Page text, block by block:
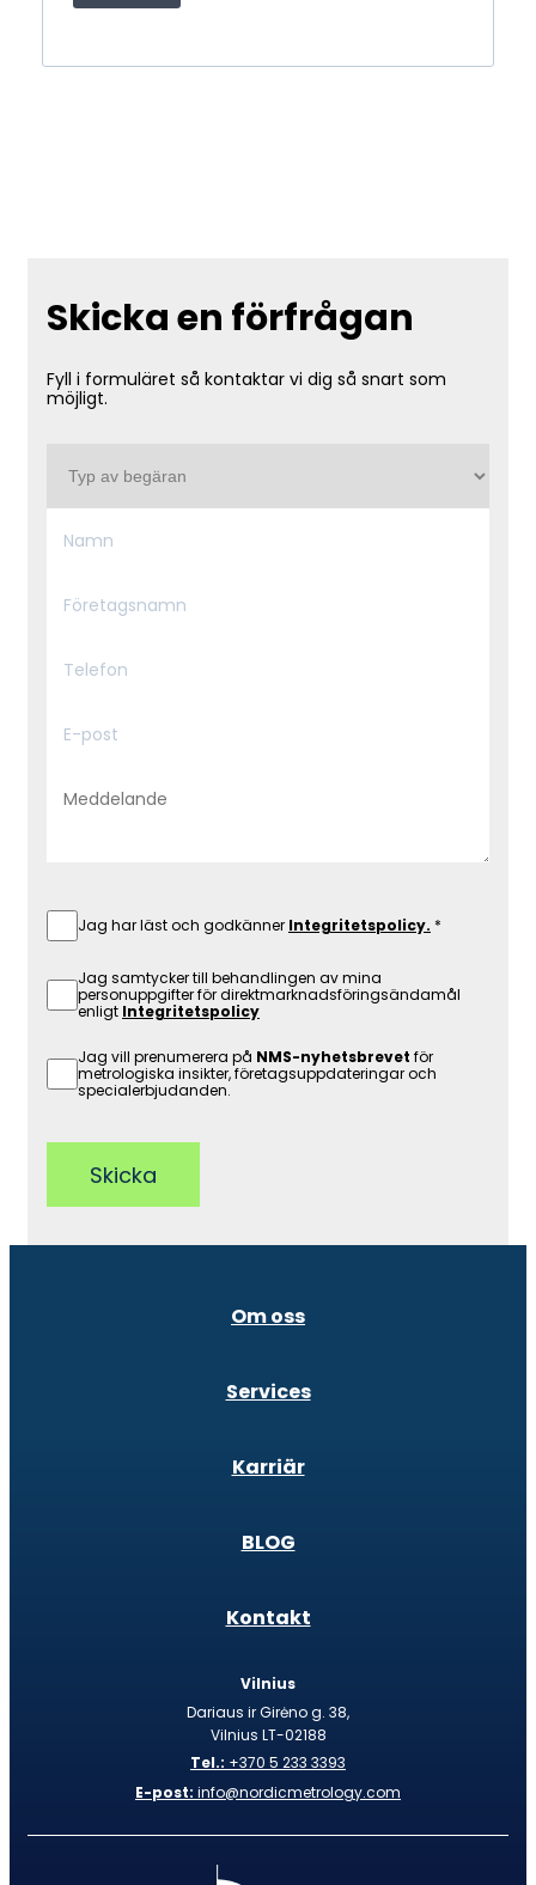
Skicka en förfrågan
Fyll i formuläret så kontaktar vi dig så snart som
möjligt.
Jag har läst och godkänner Integritetspolicy.
Jag samtycker till behandlingen av mina
personuppgifter för direktmarknadsföringsändamål
enligt Integritetspolicy
Jag vill prenumerera på NMS-nyhetsbrevet för
metrologiska insikter, företagsuppdateringar och
specialerbjudanden.
Skicka
Om oss
Services
Karriär
BLOG
Kontakt
Vilnius
Dariaus ir Girėno g. 38,
Vilnius LT-02188
Tel.: +370 5 233 3393
E-post: info@nordicmetrology.com